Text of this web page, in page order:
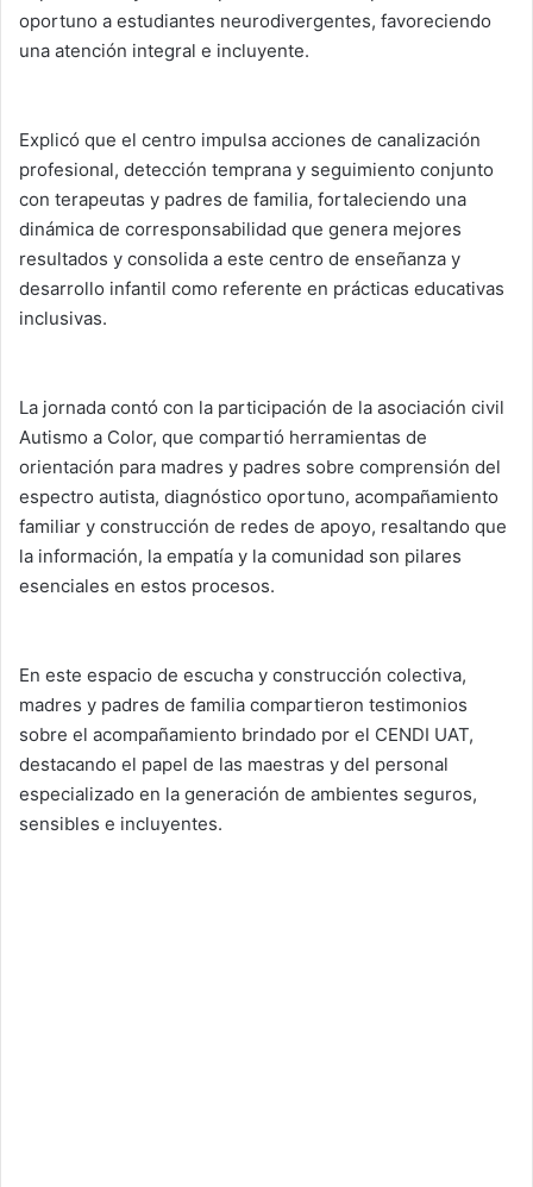
oportuno a estudiantes neurodivergentes, favoreciendo
una atención integral e incluyente.
Explicó que el centro impulsa acciones de canalización
profesional, detección temprana y seguimiento conjunto
con terapeutas y padres de familia, fortaleciendo una
dinámica de corresponsabilidad que genera mejores
resultados y consolida a este centro de enseñanza y
desarrollo infantil como referente en prácticas educativas
inclusivas.
La jornada contó con la participación de la asociación civil
Autismo a Color, que compartió herramientas de
orientación para madres y padres sobre comprensión del
espectro autista, diagnóstico oportuno, acompañamiento
familiar y construcción de redes de apoyo, resaltando que
la información, la empatía y la comunidad son pilares
esenciales en estos procesos.
En este espacio de escucha y construcción colectiva,
madres y padres de familia compartieron testimonios
sobre el acompañamiento brindado por el CENDI UAT,
destacando el papel de las maestras y del personal
especializado en la generación de ambientes seguros,
sensibles e incluyentes.